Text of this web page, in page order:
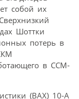
собой их
Шоттки
потерь в
в CCM-
(ВАХ) 10-А